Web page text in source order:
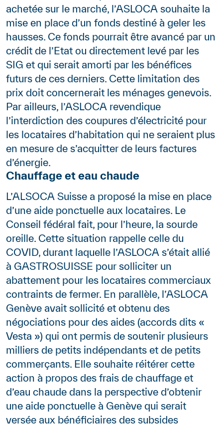
achetée sur le marché, l’ASLOCA souhaite la
mise en place d’un fonds destiné à geler les
hausses. Ce fonds pourrait être avancé par un
crédit de l’Etat ou directement levé par les
SIG et qui serait amorti par les bénéfices
futurs de ces derniers. Cette limitation des
prix doit concernerait les ménages genevois.
Par ailleurs, l’ASLOCA revendique
l’interdiction des coupures d’électricité pour
les locataires d’habitation qui ne seraient plus
en mesure de s’acquitter de leurs factures
d’énergie.
Chauffage et eau chaude
L’ALSOCA Suisse a proposé la mise en place
d’une aide ponctuelle aux locataires. Le
Conseil fédéral fait, pour l’heure, la sourde
oreille. Cette situation rappelle celle du
COVID, durant laquelle l’ASLOCA s’était allié
à GASTROSUISSE pour solliciter un
abattement pour les locataires commerciaux
contraints de fermer. En parallèle, l’ASLOCA
Genève avait sollicité et obtenu des
négociations pour des aides (accords dits «
Vesta ») qui ont permis de soutenir plusieurs
milliers de petits indépendants et de petits
commerçants. Elle souhaite réitérer cette
action à propos des frais de chauffage et
d’eau chaude dans la perspective d’obtenir
une aide ponctuelle à Genève qui serait
versée aux bénéficiaires des subsides